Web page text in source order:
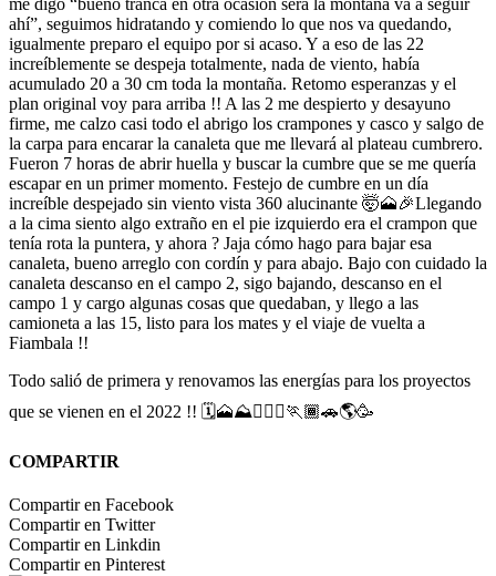
ahí”, seguimos hidratando y comiendo lo que nos va quedando,
igualmente preparo el equipo por si acaso. Y a eso de las 22
increíblemente se despeja totalmente, nada de viento, había
acumulado 20 a 30 cm toda la montaña. Retomo esperanzas y el
plan original voy para arriba !! A las 2 me despierto y desayuno
firme, me calzo casi todo el abrigo los crampones y casco y salgo de
la carpa para encarar la canaleta que me llevará al plateau cumbrero.
Fueron 7 horas de abrir huella y buscar la cumbre que se me quería
escapar en un primer momento. Festejo de cumbre en un día
increíble despejado sin viento vista 360 alucinante 🤯🗻🎉Llegando
a la cima siento algo extraño en el pie izquierdo era el crampon que
tenía rota la puntera, y ahora ? Jaja cómo hago para bajar esa
canaleta, bueno arreglo con cordín y para abajo. Bajo con cuidado la
canaleta descanso en el campo 2, sigo bajando, descanso en el
campo 1 y cargo algunas cosas que quedaban, y llego a las
camioneta a las 15, listo para los mates y el viaje de vuelta a
Fiambala !!
Todo salió de primera y renovamos las energías para los proyectos
que se vienen en el 2022 !! 🗓️🗻⛰️🏃🏾‍♀️🏃🏾🚗🌎🥳
COMPARTIR
Compartir en Facebook
Compartir en Twitter
Compartir en Linkdin
Compartir en Pinterest